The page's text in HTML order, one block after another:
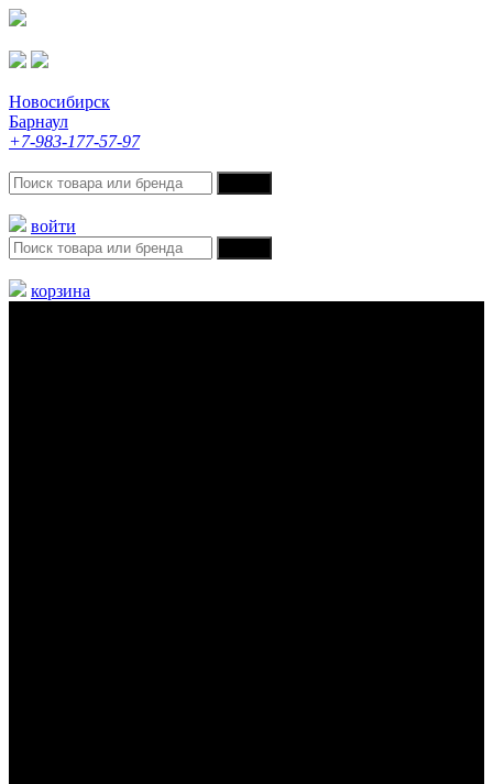
Новосибирск
Барнаул
+7-983-177-57-97
войти
корзина